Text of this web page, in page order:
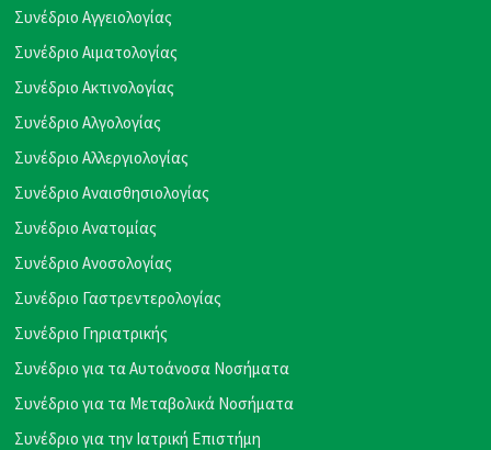
Συνέδριο Αγγειολογίας
Συνέδριο Αιματολογίας
Συνέδριο Ακτινολογίας
Συνέδριο Αλγολογίας
Συνέδριο Αλλεργιολογίας
Συνέδριο Αναισθησιολογίας
Συνέδριο Ανατομίας
Συνέδριο Ανοσολογίας
Συνέδριο Γαστρεντερολογίας
Συνέδριο Γηριατρικής
Συνέδριο για τα Αυτοάνοσα Νοσήματα
Συνέδριο για τα Μεταβολικά Νοσήματα
Συνέδριο για την Ιατρική Επιστήμη